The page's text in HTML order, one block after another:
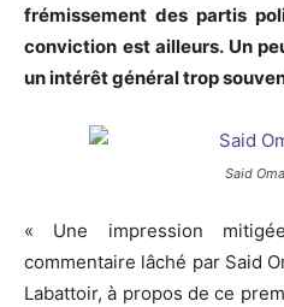
frémissement des partis
conviction est ailleurs. Un
un intérêt général trop
Said
« Une impression
commentaire lâché par Said
Labattoir, à propos de ce